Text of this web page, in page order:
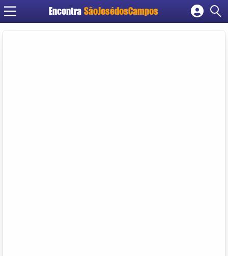
Encontra SãoJosédosCampos
Cadastrar empresa